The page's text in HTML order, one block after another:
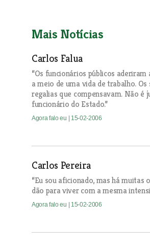
Mais Notícias
Carlos Falua
“Os funcionários públicos
a meio de uma vida de trabalho.
regalias que compensavam. Não
funcionário do Estado.”
Agora falo eu | 15-02-2006
Carlos Pereira
“Eu sou aficionado, mas há muitas
dão para viver com a mesma
Agora falo eu | 15-02-2006